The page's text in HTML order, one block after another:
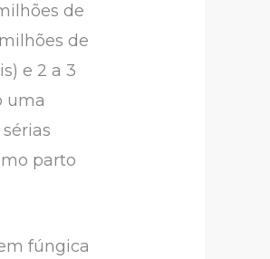
de
de
e 2 a 3
uma
parto
fúngica